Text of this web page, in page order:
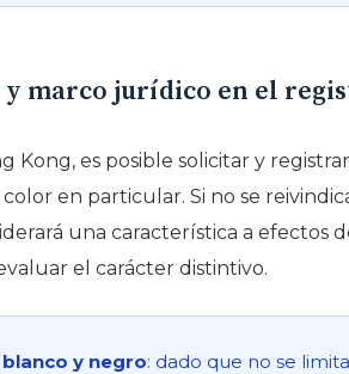
marco jurídico en el
Kong, es posible solicitar y
en particular. Si no se
una característica a efectos
el carácter distintivo.
y negro: dado que no se